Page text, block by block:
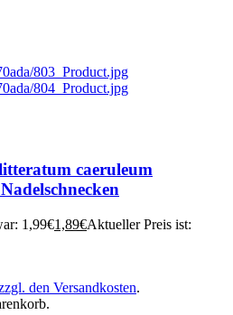
caeruleum
1,99€1,89€Aktueller Preis ist:
den Versandkosten.